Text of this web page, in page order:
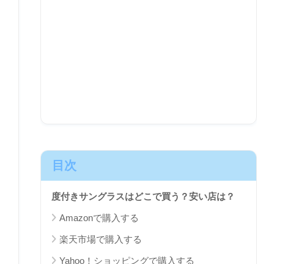
目次
度付きサングラスはどこで買う？安い店は？
Amazonで購入する
楽天市場で購入する
Yahoo！ショッピングで購入する